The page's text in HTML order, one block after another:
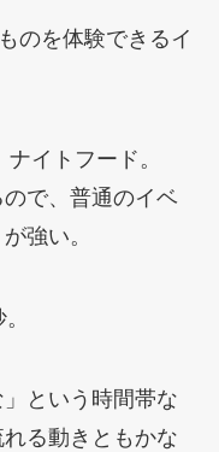
のを体験できるイ
イトフード。
で、普通のイベ
強い。
という時間帯な
る動きともかな